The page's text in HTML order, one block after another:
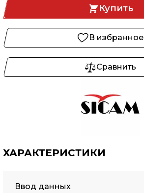
Купить
В избранное
Сравнить
ХАРАКТЕРИСТИКИ
Ввод данных